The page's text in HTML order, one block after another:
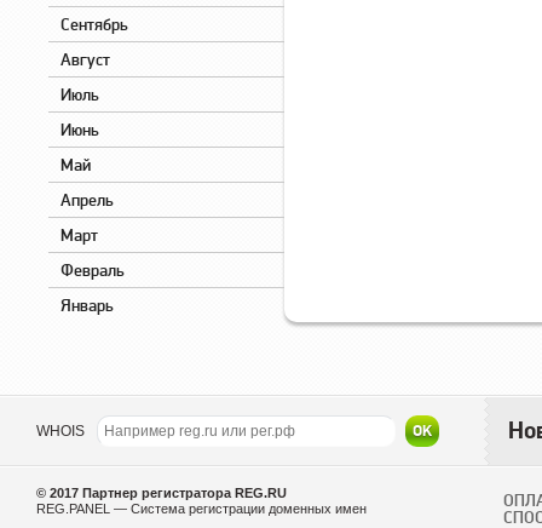
Сентябрь
Август
Июль
Июнь
Май
Апрель
Март
Февраль
Январь
WHOIS
© 2017 Партнер регистратора REG.RU
REG.PANEL — Система регистрации доменных имен